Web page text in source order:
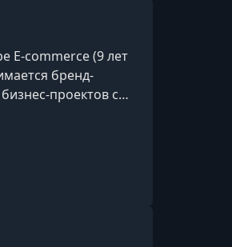
E-commerce (9 лет
бренд-
проектов с
без бюджета и